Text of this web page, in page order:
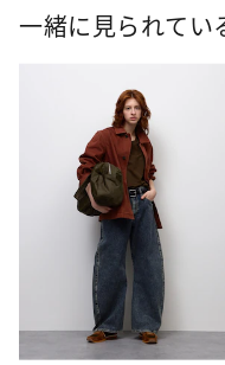
一緒に見られてい